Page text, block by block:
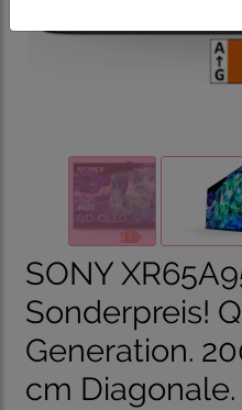
SONY
Sonderpreis!
Generation.
cm Diagonale.